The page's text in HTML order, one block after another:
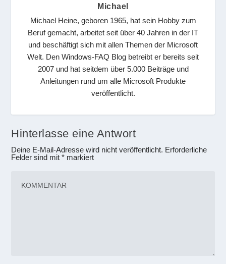
Michael
Michael Heine, geboren 1965, hat sein Hobby zum
Beruf gemacht, arbeitet seit über 40 Jahren in der IT
und beschäftigt sich mit allen Themen der Microsoft
Welt. Den Windows-FAQ Blog betreibt er bereits seit
2007 und hat seitdem über 5.000 Beiträge und
Anleitungen rund um alle Microsoft Produkte
veröffentlicht.
Hinterlasse eine Antwort
Deine E-Mail-Adresse wird nicht veröffentlicht. Erforderliche
Felder sind mit* markiert